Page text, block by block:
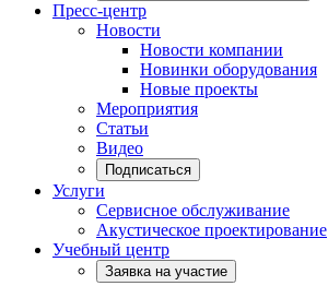
Пресс-центр
Новости
Новости компании
Новинки оборудования
Новые проекты
Мероприятия
Статьи
Видео
Подписаться
Услуги
Сервисное обслуживание
Акустическое проектирование
Учебный центр
Заявка на участие